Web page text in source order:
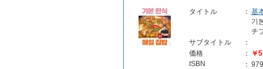
タイトル ： 基
기
チ
サブタイトル
：
価格
：
￥
ISBN
：